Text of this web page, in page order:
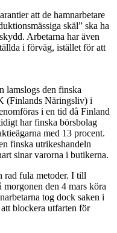
att de hamnarbetare
skäl” ska ha
Arbetarna har även
i förväg, istället för att
lamslogs den finska
(Finlands Näringsliv) i
i en tid då Finland
har finska börsbolag
med 13 procent.
finska utrikeshandeln
sinar varorna i butikerna.
rad fula metoder. I till
den 4 mars köra
tog dock saken i
blockera utfarten för